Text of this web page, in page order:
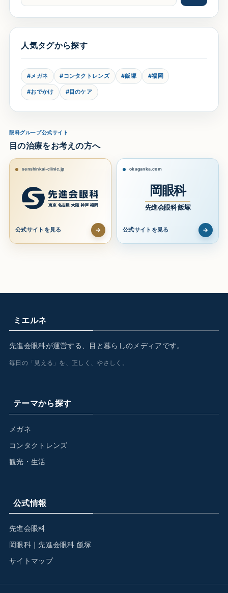
人気タグから探す
#メガネ #コンタクトレンズ #飯塚 #福岡
#おでかけ #目のケア
眼科グループ公式サイト
目の治療をお考えの方へ
senshinkai-clinic.jp
公式サイトを見る →
okaganka.com
岡眼科
先進会眼科 飯塚
公式サイトを見る →
ミエルネ
先進会眼科が運営する、目と暮らしのメディアです。
毎日の「見える」を、正しく、やさしく。
テーマから探す
メガネ
コンタクトレンズ
観光・生活
公式情報
先進会眼科
岡眼科｜先進会眼科 飯塚
サイトマップ